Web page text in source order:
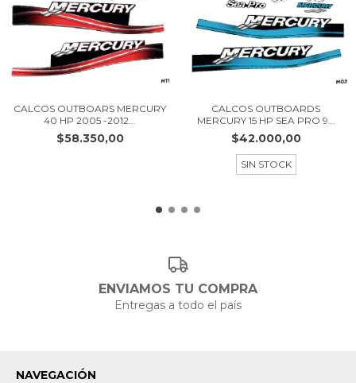
CALCOS OUTBOARS MERCURY
40 HP 2005 -2012...
$58.350,00
CALCOS OUTBOARDS
MERCURY 15 HP SEA PRO 9...
$42.000,00
SIN STOCK
ENVIAMOS TU COMPRA
Entregas a todo el país
NAVEGACIÓN